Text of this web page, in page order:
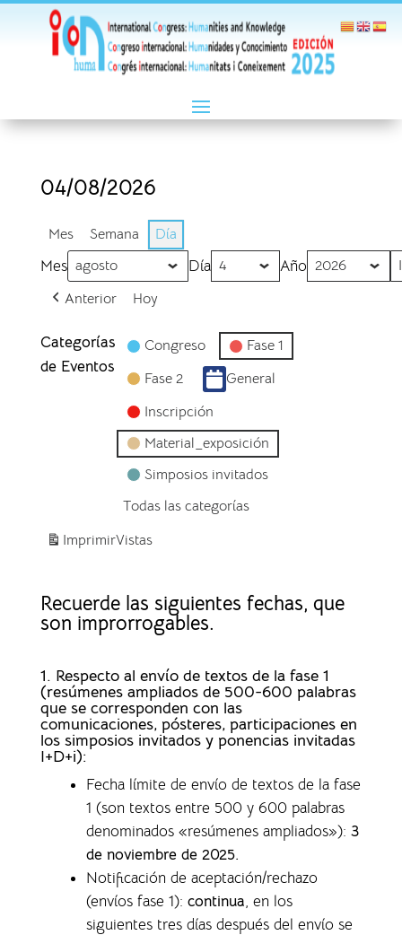
04/08/2026
Mes Semana Día
Mes Día Año
Anterior Hoy
Categorías
de Eventos
Congreso
Fase 1
Fase 2
General
Inscripción
Material_exposición
Simposios invitados
Todas las categorías
ImprimirVistas
Recuerde las siguientes fechas, que
son improrrogables.
1. Respecto al envío de textos de la fase 1
(resúmenes ampliados de 500-600 palabras
que se corresponden con las
comunicaciones, pósteres, participaciones en
los simposios invitados y ponencias invitadas
I+D+i):
Fecha límite de envío de textos de la fase
1 (son textos entre 500 y 600 palabras
denominados «resúmenes ampliados»): 3
de noviembre de 2025.
Notificación de aceptación/rechazo
(envíos fase 1): continua, en los
siguientes tres días después del envío se